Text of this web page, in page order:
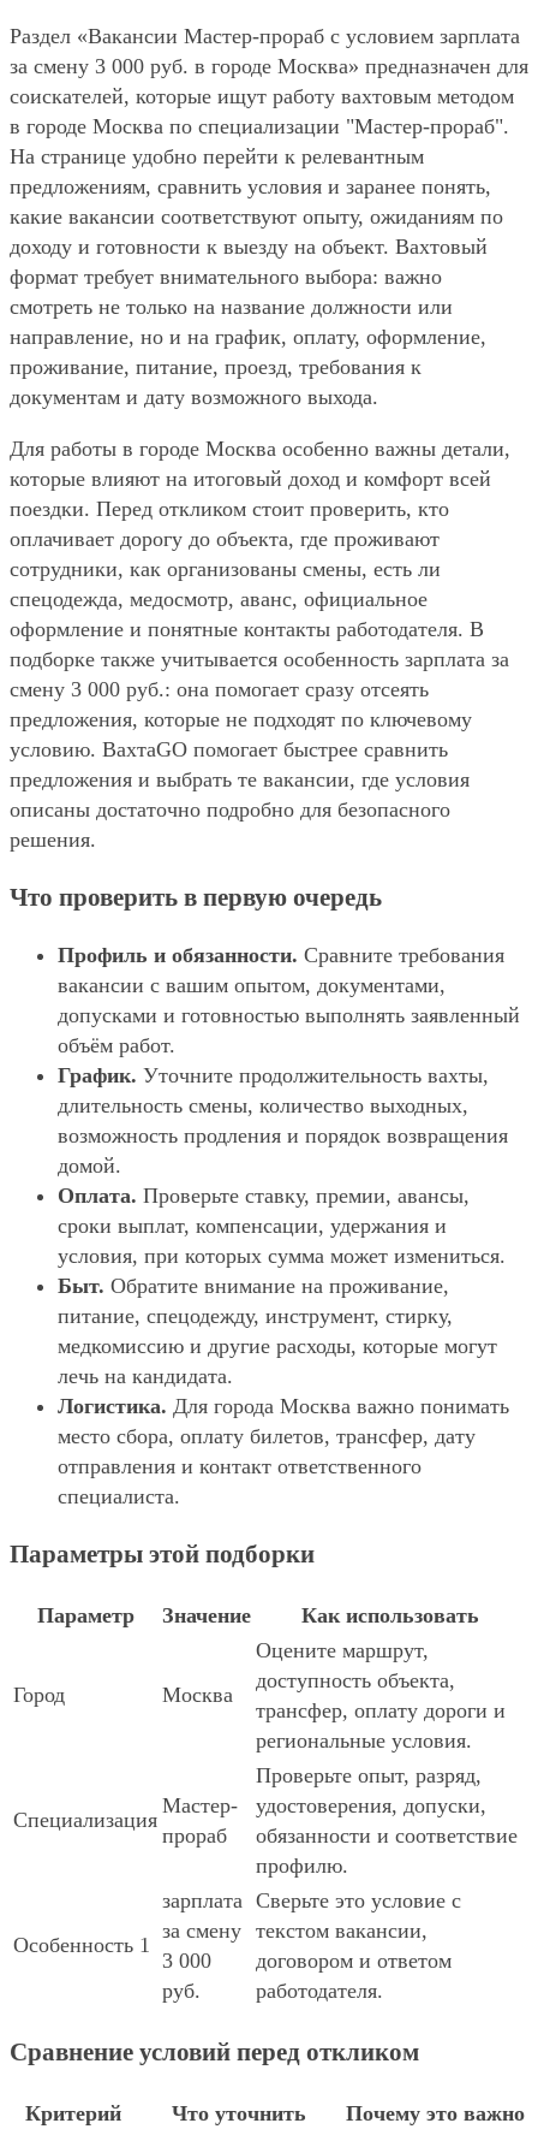
Раздел «Вакансии Мастер-прораб с условием зарплата
за смену 3 000 руб. в городе Москва» предназначен для
соискателей, которые ищут работу вахтовым методом
в городе Москва по специализации "Мастер-прораб".
На странице удобно перейти к релевантным
предложениям, сравнить условия и заранее понять,
какие вакансии соответствуют опыту, ожиданиям по
доходу и готовности к выезду на объект. Вахтовый
формат требует внимательного выбора: важно
смотреть не только на название должности или
направление, но и на график, оплату, оформление,
проживание, питание, проезд, требования к
документам и дату возможного выхода.
Для работы в городе Москва особенно важны детали,
которые влияют на итоговый доход и комфорт всей
поездки. Перед откликом стоит проверить, кто
оплачивает дорогу до объекта, где проживают
сотрудники, как организованы смены, есть ли
спецодежда, медосмотр, аванс, официальное
оформление и понятные контакты работодателя. В
подборке также учитывается особенность зарплата за
смену 3 000 руб.: она помогает сразу отсеять
предложения, которые не подходят по ключевому
условию. ВахтаGO помогает быстрее сравнить
предложения и выбрать те вакансии, где условия
описаны достаточно подробно для безопасного
решения.
Что проверить в первую очередь
Профиль и обязанности. Сравните требования
вакансии с вашим опытом, документами,
допусками и готовностью выполнять заявленный
объём работ.
График. Уточните продолжительность вахты,
длительность смены, количество выходных,
возможность продления и порядок возвращения
домой.
Оплата. Проверьте ставку, премии, авансы,
сроки выплат, компенсации, удержания и
условия, при которых сумма может измениться.
Быт. Обратите внимание на проживание,
питание, спецодежду, инструмент, стирку,
медкомиссию и другие расходы, которые могут
лечь на кандидата.
Логистика. Для города Москва важно понимать
место сбора, оплату билетов, трансфер, дату
отправления и контакт ответственного
специалиста.
Параметры этой подборки
Параметр Значение Как использовать
Город Москва
Оцените маршрут,
доступность объекта,
трансфер, оплату дороги и
региональные условия.
Специализация
Мастер-
прораб
Проверьте опыт, разряд,
удостоверения, допуски,
обязанности и соответствие
профилю.
Особенность 1
зарплата
за смену
3 000
руб.
Сверьте это условие с
текстом вакансии,
договором и ответом
работодателя.
Сравнение условий перед откликом
Критерий Что уточнить Почему это важно